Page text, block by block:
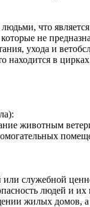
что
не
ухода и
находится в
животным
служебной
людей‌ и их
жилых домов, а